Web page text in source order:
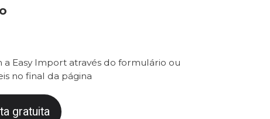
Easy Import através do formulário ou
no final da página
gratuita